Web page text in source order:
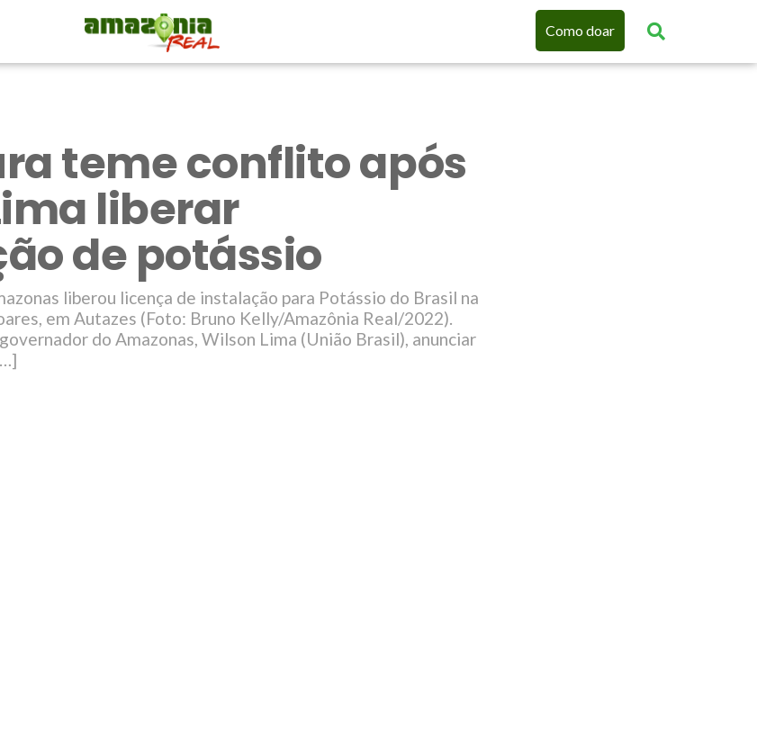
Como doar
teme conflito após
liberar
de potássio
liberou licença de instalação para Potássio do Brasil na
em Autazes (Foto: Bruno Kelly/Amazônia Real/2022).
do Amazonas, Wilson Lima (União Brasil), anunciar